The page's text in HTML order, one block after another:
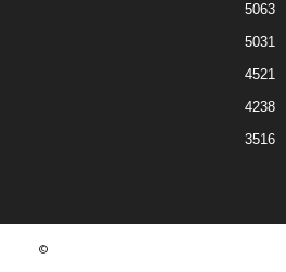
5063
5031
4521
4238
3516
©